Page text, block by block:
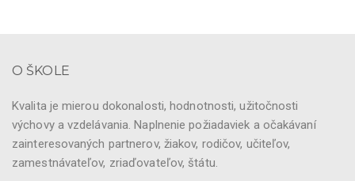
O ŠKOLE
Kvalita je mierou dokonalosti, hodnotnosti, užitočnosti
výchovy a vzdelávania. Naplnenie požiadaviek a očakávaní
zainteresovaných partnerov, žiakov, rodičov, učiteľov,
zamestnávateľov, zriaďovateľov, štátu.